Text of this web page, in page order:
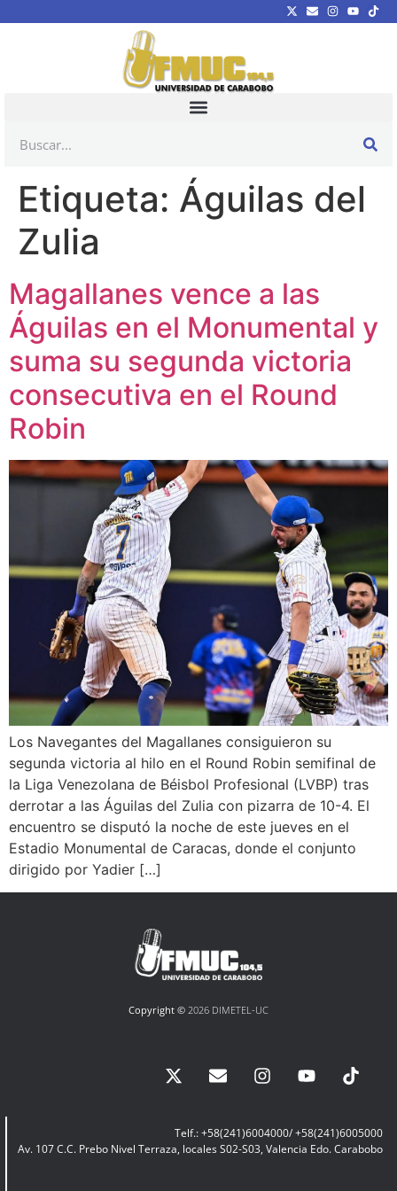
Etiqueta: Águilas del
Zulia
Magallanes vence a las
Águilas en el Monumental y
suma su segunda victoria
consecutiva en el Round
Robin
Los Navegantes del Magallanes consiguieron su
segunda victoria al hilo en el Round Robin semifinal de
la Liga Venezolana de Béisbol Profesional (LVBP) tras
derrotar a las Águilas del Zulia con pizarra de 10-4. El
encuentro se disputó la noche de este jueves en el
Estadio Monumental de Caracas, donde el conjunto
dirigido por Yadier […]
Copyright © 2026 DIMETEL-UC
Telf.: +58(241)6004000/ +58(241)6005000
Av. 107 C.C. Prebo Nivel Terraza, locales S02-S03, Valencia Edo. Carabobo